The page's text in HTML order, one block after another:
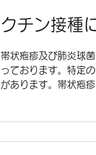
クチン接種
帯状疱疹及び肺炎球
っております。特定
があります。帯状疱
願いします。 対象年